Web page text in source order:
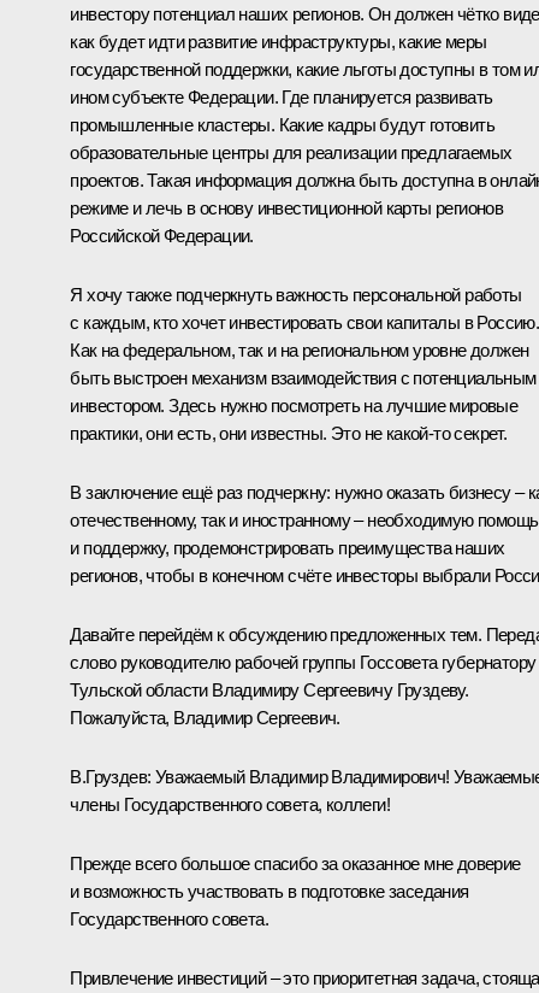
инвестору потенциал наших регионов. Он должен чётко
как будет идти развитие инфраструктуры, какие меры
государственной поддержки, какие льготы доступны в том
ином субъекте Федерации. Где планируется развивать
промышленные кластеры. Какие кадры будут готовить
образовательные центры для реализации предлагаемых
проектов. Такая информация должна быть доступна в
режиме и лечь в основу инвестиционной карты регионов
Российской Федерации.
Я хочу также подчеркнуть важность персональной работы
с каждым, кто хочет инвестировать свои капиталы в Россию.
Как на федеральном, так и на региональном уровне должен
быть выстроен механизм взаимодействия с потенциальным
инвестором. Здесь нужно посмотреть на лучшие мировые
практики, они есть, они известны. Это не какой‑то секрет.
В заключение ещё раз подчеркну: нужно оказать бизнесу –
отечественному, так и иностранному – необходимую помощь
и поддержку, продемонстрировать преимущества наших
регионов, чтобы в конечном счёте инвесторы выбрали
Давайте перейдём к обсуждению предложенных тем.
слово руководителю рабочей группы Госсовета губернатору
Тульской области Владимиру Сергеевичу Груздеву.
Пожалуйста, Владимир Сергеевич.
В.Груздев: Уважаемый Владимир Владимирович!
члены Государственного совета, коллеги!
Прежде всего большое спасибо за оказанное мне доверие
и возможность участвовать в подготовке заседания
Государственного совета.
Привлечение инвестиций – это приоритетная задача,